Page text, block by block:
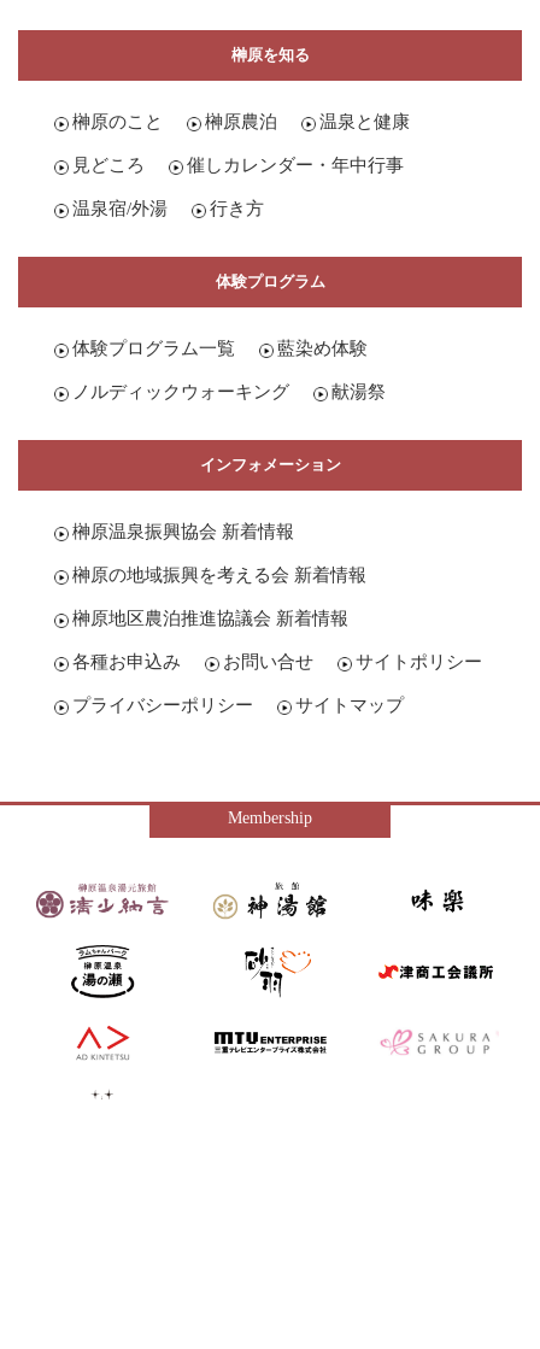
榊原を知る
榊原のこと 榊原農泊 温泉と健康
見どころ 催しカレンダー・年中行事
温泉宿/外湯 行き方
体験プログラム
体験プログラム一覧 藍染め体験
ノルディックウォーキング 献湯祭
インフォメーション
榊原温泉振興協会 新着情報
榊原の地域振興を考える会 新着情報
榊原地区農泊推進協議会 新着情報
各種お申込み お問い合せ サイトポリシー
プライバシーポリシー サイトマップ
Membership